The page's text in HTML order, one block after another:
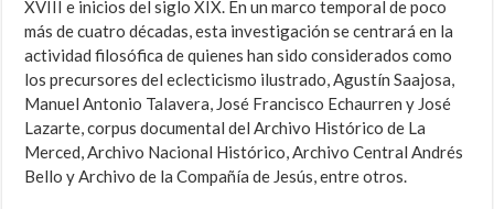
XVIII e inicios del siglo XIX. En un marco temporal de poco
más de cuatro décadas, esta investigación se centrará en la
actividad filosófica de quienes han sido considerados como
los precursores del eclecticismo ilustrado, Agustín Saajosa,
Manuel Antonio Talavera, José Francisco Echaurren y José
Lazarte, corpus documental del Archivo Histórico de La
Merced, Archivo Nacional Histórico, Archivo Central Andrés
Bello y Archivo de la Compañía de Jesús, entre otros.